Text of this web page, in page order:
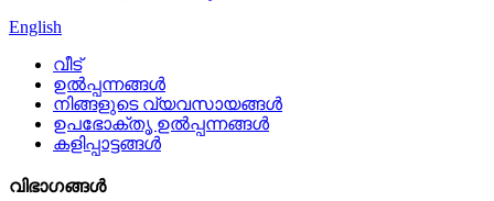
English
വീട്
ഉൽപ്പന്നങ്ങൾ
നിങ്ങളുടെ വ്യവസായങ്ങൾ
ഉപഭോക്തൃ ഉൽപ്പന്നങ്ങൾ
കളിപ്പാട്ടങ്ങൾ
വിഭാഗങ്ങൾ